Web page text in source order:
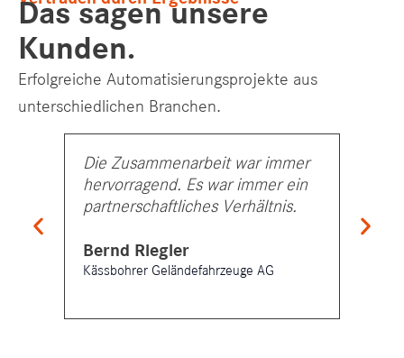
Das sagen unsere
Kunden.
Erfolgreiche Automatisierungsprojekte aus
unterschiedlichen Branchen.
Die Zusammenarbeit war immer
hervorragend. Es war immer ein
partnerschaftliches Verhältnis.
Bernd Riegler
Kässbohrer Geländefahrzeuge AG